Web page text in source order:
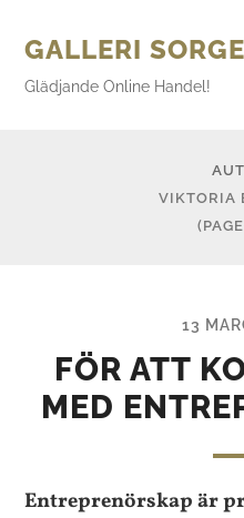
GALLERI
Glädjande Online Handel!
VIKTORIA
13
FÖR ATT
MED
Entreprenörskap är